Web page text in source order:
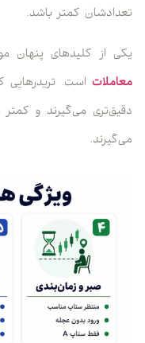
تعدادشان کمتر باشد.
یکی از کلیدهای پنهان
معاملات است. تریدرهایی
دقیق‌تری می‌گیرند و کمتر
می‌گیرند.